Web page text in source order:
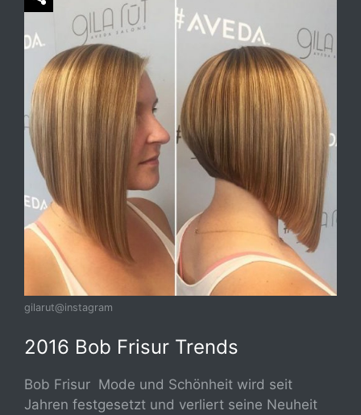
gilarut@instagram
2016 Bob Frisur Trends
Bob Frisur Mode und Schönheit wird seit
Jahren festgesetzt und verliert seine Neuheit